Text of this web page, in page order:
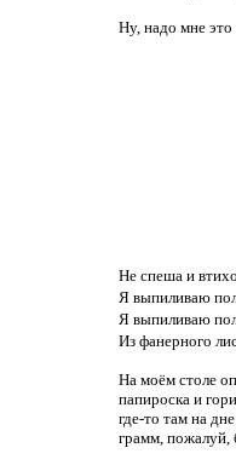
Ну, надо мне это
Не спеша и
Я выпиливаю
Я выпиливаю
Из фанерного
На моём столе
папироска и
где-то там на
грамм, пожалуй,